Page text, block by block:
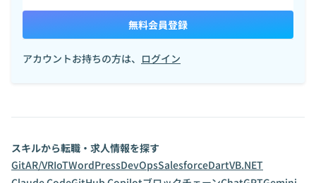
無料会員登録
アカウントお持ちの方は、 ログイン
スキルから転職・求人情報を探す
GitAR/VRIoTWordPressDevOpsSalesforceDartVB.NET